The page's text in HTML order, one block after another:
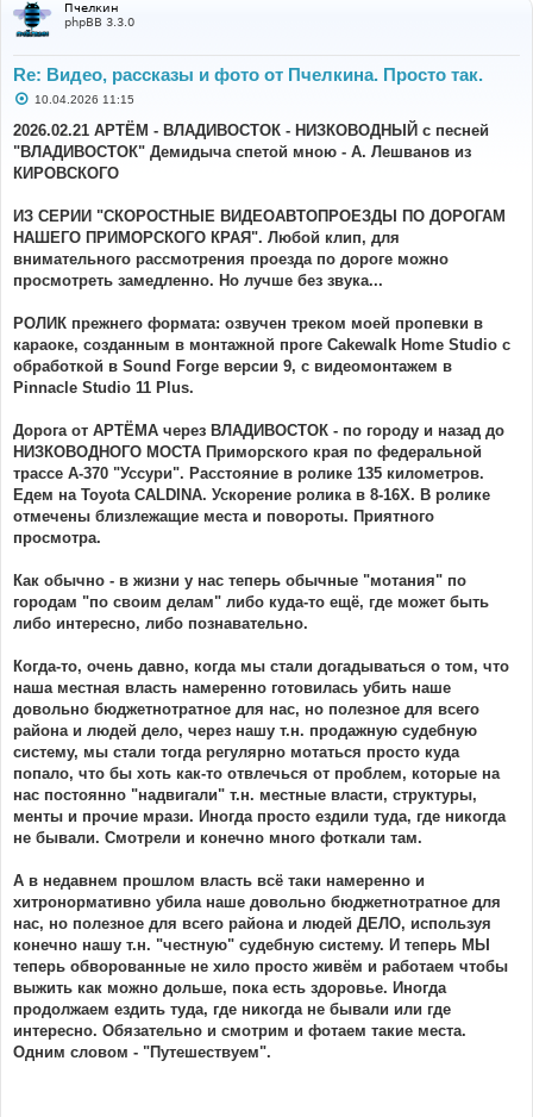
Пчелкин
phpBB 3.3.0
Re: Видео, рассказы и фото от Пчелкина. Просто так.
С
о
б
щ
е
н
е
10.04.2026 11:15
2026.02.21 АРТЁМ - ВЛАДИВОСТОК - НИЗКОВОДНЫЙ с песней
"ВЛАДИВОСТОК" Демидыча спетой мною - А. Лешванов из
КИРОВСКОГО
ИЗ СЕРИИ "СКОРОСТНЫЕ ВИДЕОАВТОПРОЕЗДЫ ПО ДОРОГАМ
НАШЕГО ПРИМОРСКОГО КРАЯ". Любой клип, для
внимательного рассмотрения проезда по дороге можно
просмотреть замедленно. Но лучше без звука...
РОЛИК прежнего формата: озвучен треком моей пропевки в
караоке, созданным в монтажной проге Cakewalk Home Studio с
обработкой в Sound Forge версии 9, с видеомонтажем в
Pinnacle Studio 11 Plus.
Дорога от АРТЁМА через ВЛАДИВОСТОК - по городу и назад до
НИЗКОВОДНОГО МОСТА Приморского края по федеральной
трассе А-370 "Уссури". Расстояние в ролике 135 километров.
Едем на Toyota CALDINA. Ускорение ролика в 8-16Х. В ролике
отмечены близлежащие места и повороты. Приятного
просмотра.
Как обычно - в жизни у нас теперь обычные "мотания" по
городам "по своим делам" либо куда-то ещё, где может быть
либо интересно, либо познавательно.
Когда-то, очень давно, когда мы стали догадываться о том, что
наша местная власть намеренно готовилась убить наше
довольно бюджетнотратное для нас, но полезное для всего
района и людей дело, через нашу т.н. продажную судебную
систему, мы стали тогда регулярно мотаться просто куда
попало, что бы хоть как-то отвлечься от проблем, которые на
нас постоянно "надвигали" т.н. местные власти, структуры,
менты и прочие мрази. Иногда просто ездили туда, где никогда
не бывали. Смотрели и конечно много фоткали там.
А в недавнем прошлом власть всё таки намеренно и
хитронормативно убила наше довольно бюджетнотратное для
нас, но полезное для всего района и людей ДЕЛО, используя
конечно нашу т.н. "честную" судебную систему. И теперь МЫ
теперь обворованные не хило просто живём и работаем чтобы
выжить как можно дольше, пока есть здоровье. Иногда
продолжаем ездить туда, где никогда не бывали или где
интересно. Обязательно и смотрим и фотаем такие места.
Одним словом - "Путешествуем".